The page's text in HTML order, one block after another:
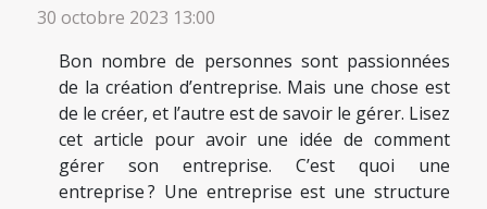
30 octobre 2023 13:00
Bon nombre de personnes sont passionnées
de la création d’entreprise. Mais une chose est
de le créer, et l’autre est de savoir le gérer. Lisez
cet article pour avoir une idée de comment
gérer son entreprise. C’est quoi une
entreprise ? Une entreprise est une structure